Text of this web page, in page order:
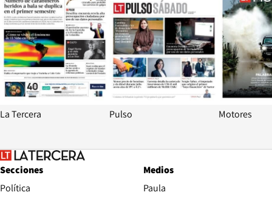
La Tercera Pulso Motores
Secciones
Política
Medios
Paula